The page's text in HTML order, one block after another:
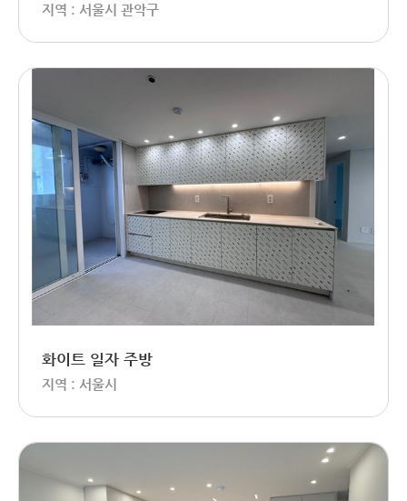
지역 : 서울시 관악구
화이트 일자 주방
지역 : 서울시